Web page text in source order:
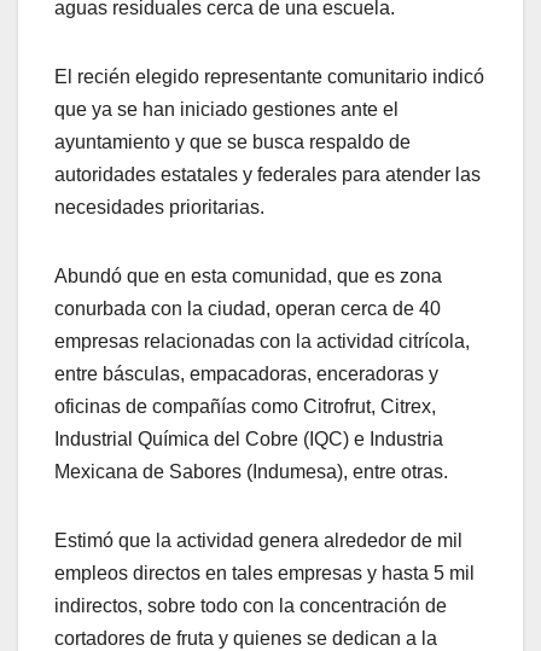
aguas residuales cerca de una escuela.
El recién elegido representante comunitario indicó
que ya se han iniciado gestiones ante el
ayuntamiento y que se busca respaldo de
autoridades estatales y federales para atender las
necesidades prioritarias.
Abundó que en esta comunidad, que es zona
conurbada con la ciudad, operan cerca de 40
empresas relacionadas con la actividad citrícola,
entre básculas, empacadoras, enceradoras y
oficinas de compañías como Citrofrut, Citrex,
Industrial Química del Cobre (IQC) e Industria
Mexicana de Sabores (Indumesa), entre otras.
Estimó que la actividad genera alrededor de mil
empleos directos en tales empresas y hasta 5 mil
indirectos, sobre todo con la concentración de
cortadores de fruta y quienes se dedican a la